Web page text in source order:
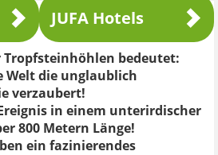
JUFA Hotels
Tropfsteinhöhlen bedeutet:
Welt die unglaublich
verzaubert!
in einem unterirdischer
800 Metern Länge!
ein fazinierendes